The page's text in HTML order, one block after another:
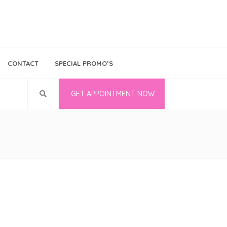
Bina Medika
Follow Us
CONTACT SPECIAL PROMO’S
GET APPOINTMENT NOW